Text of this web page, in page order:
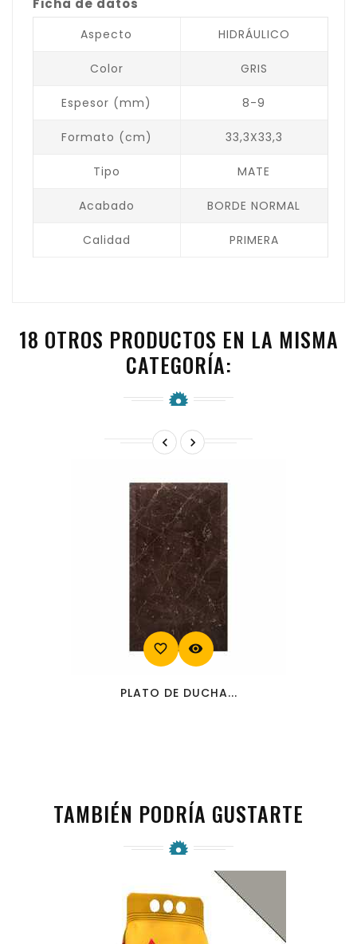
Ficha de datos
Aspecto HIDRÁULICO
Color GRIS
Espesor (mm) 8-9
Formato (cm) 33,3X33,3
Tipo MATE
Acabado BORDE NORMAL
Calidad PRIMERA
18 OTROS PRODUCTOS EN LA MISMA
CATEGORÍA:
 
favorite_border visibility
PLATO DE DUCHA...
TAMBIÉN PODRÍA GUSTARTE